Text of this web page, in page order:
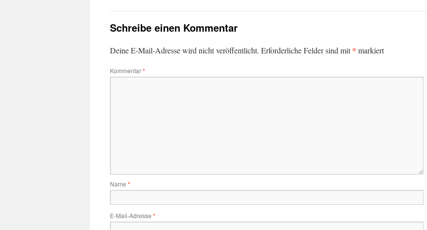
Schreibe einen Kommentar
Deine E-Mail-Adresse wird nicht veröffentlicht. Erforderliche Felder sind mit* markiert
Kommentar*
Name *
E-Mail-Adresse *